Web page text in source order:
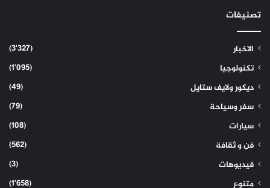
تصنيفات
الاخبار
(3٬327)
تكنولوجيا
(1٬095)
ديكور ولايف ستايل
(49)
سفر وسياحة
(79)
سيارات
(108)
فن و ثقافة
(562)
فيديوهات
(3)
متنوع
(1٬658)